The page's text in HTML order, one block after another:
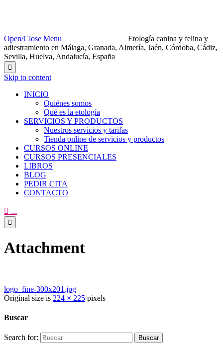
Open/Close Menu
Etología canina y felina y
adiestramiento en Málaga, Granada, Almería, Jaén, Córdoba, Cádiz,
Sevilla, Huelva, Andalucía, España

Skip to content
INICIO
Quiénes somos
Qué es la etología
SERVICIOS Y PRODUCTOS
Nuestros servicios y tarifas
Tienda online de servicios y productos
CURSOS ONLINE
CURSOS PRESENCIALES
LIBROS
BLOG
PEDIR CITA
CONTACTO
 ...

Attachment
logo_fine-300x201.jpg
Original size is 224 × 225 pixels
Buscar
Search for: